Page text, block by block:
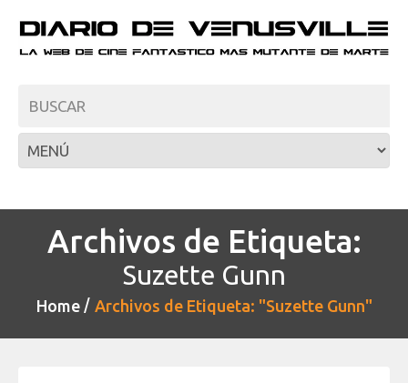
Archivos de Etiqueta:
Suzette Gunn
Home Archivos de Etiqueta: "Suzette Gunn"